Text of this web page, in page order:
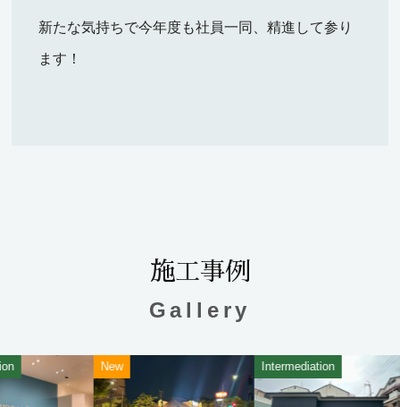
新たな気持ちで今年度も社員一同、精進して参り
ます！
施工事例
Gallery
Intermediation